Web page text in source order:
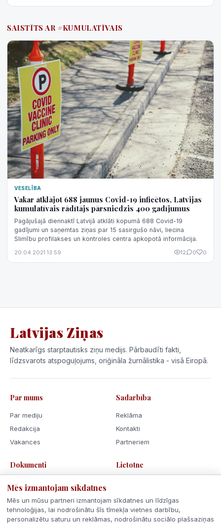
SAISTĪTS AR #KUMULATĪVAIS
VESELĪBA
Vakar atklājot 688 jaunus Covid-19 inficētos, Latvijas
kumulatīvais rādītājs pārsniedzis 400 gadījumus
Pagājušajā diennaktī Latvijā atklāti kopumā 688 Covid-19
gadījumi un saņemtas ziņas par 15 sasirgušo nāvi, liecina
Slimību profilakses un kontroles centra apkopotā informācija.
20.04.2021 13:59 12 0 0
Latvijas Ziņas
Neatkarīgs starptautisks ziņu medijs. Pārbaudīti fakti,
līdzsvarots atspoguļojums, oriģināla žurnālistika - visā Eiropā.
Par mums
Par mediju
Redakcija
Vakances
Sadarbība
Reklāma
Kontakti
Partneriem
Dokumenti
Sīkdatnes
Rīcības kodekss
Lietotne
Mēs izmantojam sīkdatnes
Mēs un mūsu partneri izmantojam sīkdatnes un līdzīgas
tehnoloģijas, lai nodrošinātu šīs tīmekļa vietnes darbību,
personalizētu saturu un reklāmas, nodrošinātu sociālo plašsaziņas